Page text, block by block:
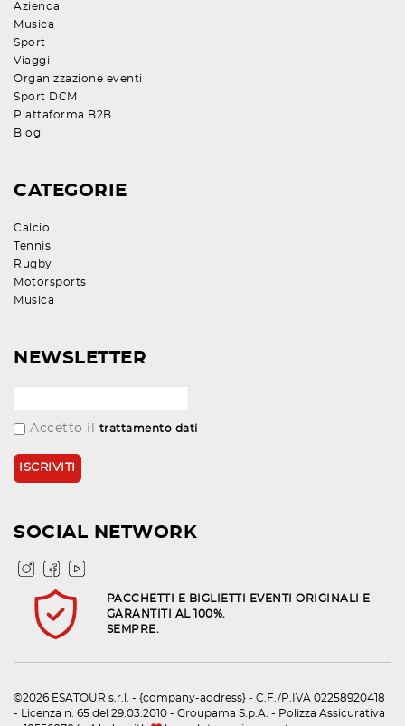
Azienda
Musica
Sport
Viaggi
Organizzazione eventi
Sport DCM
Piattaforma B2B
Blog
CATEGORIE
Calcio
Tennis
Rugby
Motorsports
Musica
NEWSLETTER
Accetto il trattamento dati
SOCIAL NETWORK
PACCHETTI E BIGLIETTI EVENTI ORIGINALI E
GARANTITI AL 100%.
SEMPRE.
©2026 ESATOUR s.r.l. - {company-address} - C.F./P.IVA 02258920418
- Licenza n. 65 del 29.03.2010 - Groupama S.p.A. - Polizza Assicurativa